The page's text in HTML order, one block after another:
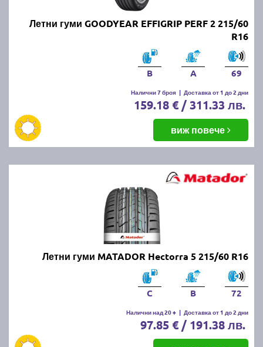
Летни гуми GOODYEAR EFFIGRIP PERF 2 215/60
R16
B A 69
Налични 7 броя | Доставка от 1 до 2 дни
159.18 € / 311.33 лв.
виж повече
Летни гуми MATADOR Hectorra 5 215/60 R16
C B 72
Налични над 20 + | Доставка от 1 до 2 дни
97.85 € / 191.38 лв.